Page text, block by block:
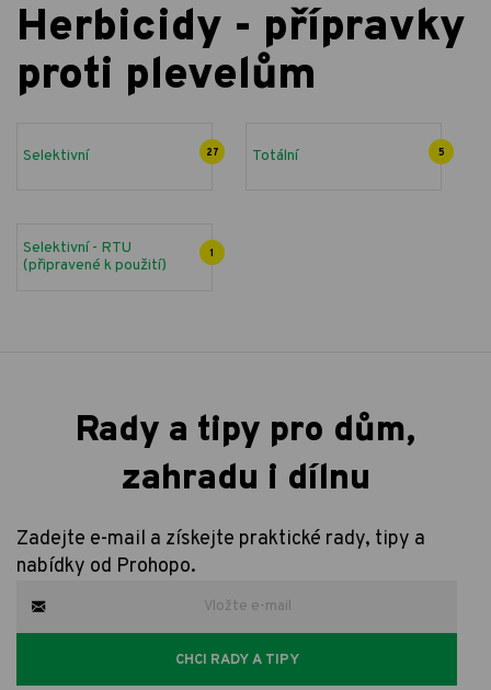
Herbicidy - přípravky
proti plevelům
Selektivní 27 Totální 5
Selektivní - RTU
(připravené k použití)
1
Rady a tipy pro dům,
zahradu i dílnu
Zadejte e-mail a získejte praktické rady, tipy a
nabídky od Prohopo.
CHCI RADY A TIPY